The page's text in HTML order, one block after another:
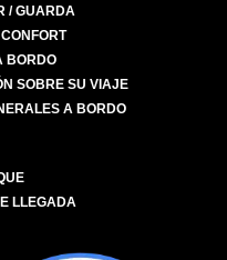
/ GUARDA
BORDO
SOBRE SU VIAJE
A BORDO
LLEGADA